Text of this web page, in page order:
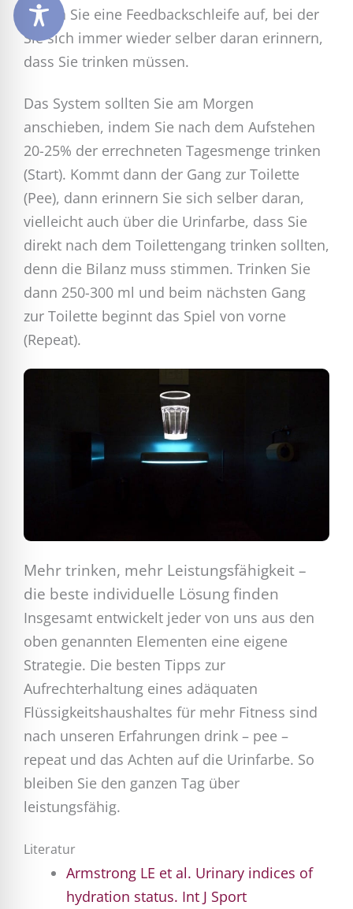
Bauen Sie eine Feedbackschleife auf, bei der
Sie sich immer wieder selber daran erinnern,
dass Sie trinken müssen.
Das System sollten Sie am Morgen
anschieben, indem Sie nach dem Aufstehen
20-25% der errechneten Tagesmenge trinken
(Start). Kommt dann der Gang zur Toilette
(Pee), dann erinnern Sie sich selber daran,
vielleicht auch über die Urinfarbe, dass Sie
direkt nach dem Toilettengang trinken sollten,
denn die Bilanz muss stimmen. Trinken Sie
dann 250-300 ml und beim nächsten Gang
zur Toilette beginnt das Spiel von vorne
(Repeat).
Mehr trinken, mehr Leistungsfähigkeit –
die beste individuelle Lösung finden
Insgesamt entwickelt jeder von uns aus den
oben genannten Elementen eine eigene
Strategie. Die besten Tipps zur
Aufrechterhaltung eines adäquaten
Flüssigkeitshaushaltes für mehr Fitness sind
nach unseren Erfahrungen drink – pee –
repeat und das Achten auf die Urinfarbe. So
bleiben Sie den ganzen Tag über
leistungsfähig.
Literatur
Armstrong LE et al. Urinary indices of
hydration status. Int J Sport